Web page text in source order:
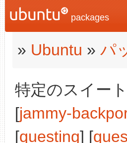
packages
» Ubuntu » パ
特定のスイー
[jammy-
[questing] [